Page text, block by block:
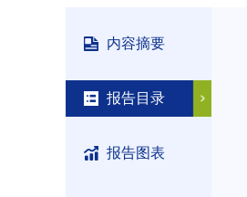
内容摘要
报告目录
报告图表